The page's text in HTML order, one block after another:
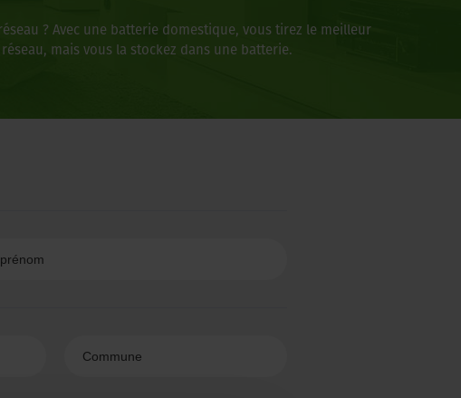
? Avec une batterie domestique, vous tirez le meilleur
mais vous la stockez dans une batterie.